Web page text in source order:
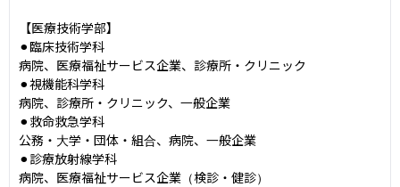
【医療技術学部】
⚫︎臨床技術学科
病院、医療福祉サービス企業、診療所・クリニック
⚫︎視機能科学科
病院、診療所・クリニック、一般企業
⚫︎救命救急学科
公務・大学・団体・組合、病院、一般企業
⚫︎診療放射線学科
病院、医療福祉サービス企業（検診・健診）